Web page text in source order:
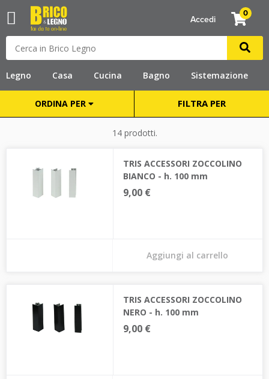
Legno Casa Cucina Bagno Sistemazione
0
Accedi
14 prodotti.
ORDINA PER FILTRA PER
TRIS ACCESSORI ZOCCOLINO
BIANCO - h. 100 mm
9,00 €
Aggiungi al carrello
TRIS ACCESSORI ZOCCOLINO
NERO - h. 100 mm
9,00 €